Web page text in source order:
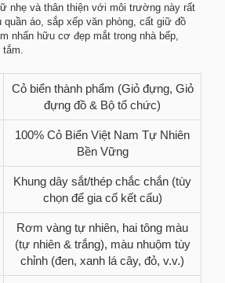
nhẹ và thân thiện với môi trường này rất
quần áo, sắp xếp văn phòng, cất giữ đồ
nhấn hữu cơ đẹp mắt trong nhà bếp,
tắm.
Cỏ biển thành phẩm (Giỏ đựng, Giỏ
đựng đồ & Bộ tổ chức)
100% Cỏ Biển Việt Nam Tự Nhiên
Bền Vững
Khung dây sắt/thép chắc chắn (tùy
chọn để gia cố kết cấu)
Rơm vàng tự nhiên, hai tông màu
(tự nhiên & trắng), màu nhuộm tùy
chỉnh (đen, xanh lá cây, đỏ, v.v.)